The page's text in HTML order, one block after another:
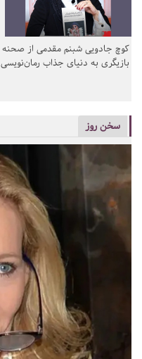
کوچ جادویی شبنم مقدمی از صحنه
بازیگری به دنیای جذاب رمان‌نویسی
سخن روز